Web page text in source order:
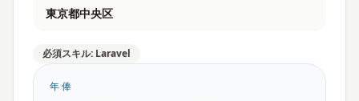
東京都中央区
必須スキル: Laravel
年俸